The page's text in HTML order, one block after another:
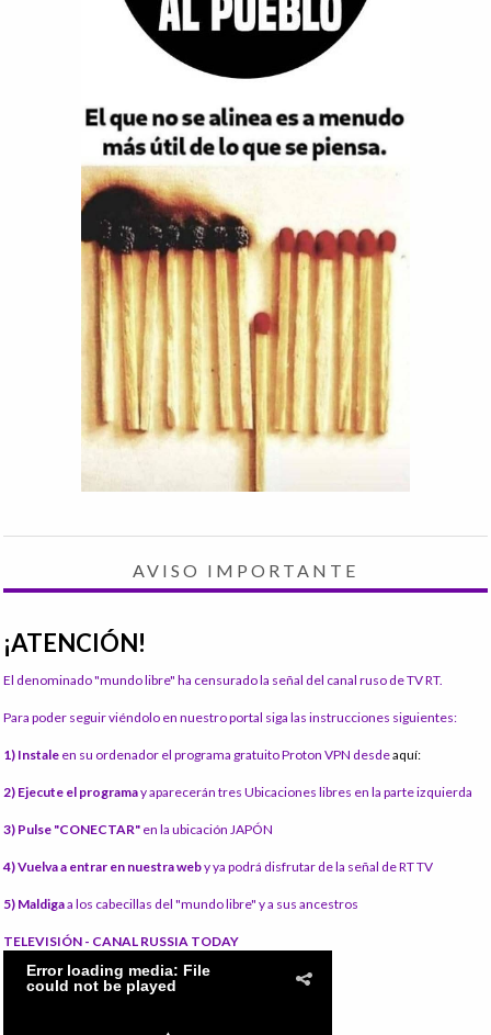
AVISO IMPORTANTE
¡ATENCIÓN!
El denominado "mundo libre" ha censurado la señal del canal ruso de TV RT.
Para poder seguir viéndolo en nuestro portal siga las instrucciones siguientes:
1) Instale en su ordenador el programa gratuito Proton VPN desdeaquí:
2) Ejecute el programay aparecerán tres Ubicaciones libres en la parte izquierda
3) Pulse "CONECTAR" en la ubicación JAPÓN
4) Vuelva a entrar en nuestra weby ya podrá disfrutar de la señal de RT TV
5) Maldigaa los cabecillas del "mundo libre" y a sus ancestros
TELEVISIÓN - CANAL RUSSIA TODAY